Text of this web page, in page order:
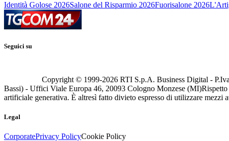
Identità Golose 2026Salone del Risparmio 2026Fuorisalone 2026
Seguici su
Copyright © 1999-2026 RTI S.p.A. Business Digital -
Bassi) - Uffici Viale Europa 46, 20093 Cologno Monzese (MI)
artificiale generativa. È altresì fatto divieto espresso di utilizzare mezzi
Legal
CorporatePrivacy PolicyCookie Policy